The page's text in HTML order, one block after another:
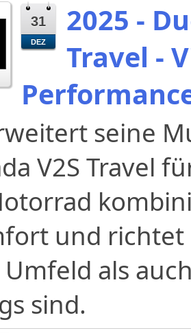
31
DEZ
2025 -
Travel -
seine
V2S Travel
und richtet
als
sind.